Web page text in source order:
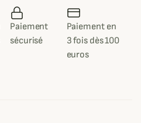
Paiement
sécurisé
Paiement en
3 fois dès 100
euros